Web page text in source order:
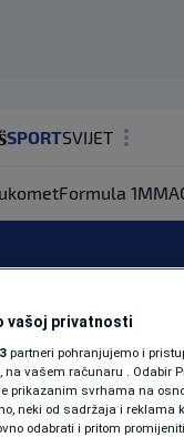
SPORTSVIJET
Formula 1MMA
u
| NOGOMET | 0
vašoj privatnosti
partneri pohranjujemo i
na vašem računaru . Odabir
prikazanim svrhama na
neki od sadržaja i reklama
odabrati i pritom